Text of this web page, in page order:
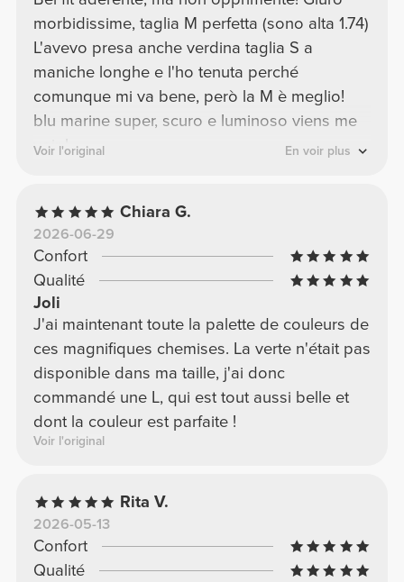
morbidissime, taglia M perfetta (sono alta 1.74)
L'avevo presa anche verdina taglia S a
maniche longhe e l'ho tenuta perché
comunque mi va bene, però la M è meglio!
blu marine super, scuro e luminoso viens me
voir !
Voir l'original En voir plus
Chiara G.
2026-06-29
Confort
Qualité
Joli
J'ai maintenant toute la palette de couleurs de
ces magnifiques chemises. La verte n'était pas
disponible dans ma taille, j'ai donc
commandé une L, qui est tout aussi belle et
dont la couleur est parfaite !
Voir l'original
Rita V.
2026-05-13
Confort
Qualité